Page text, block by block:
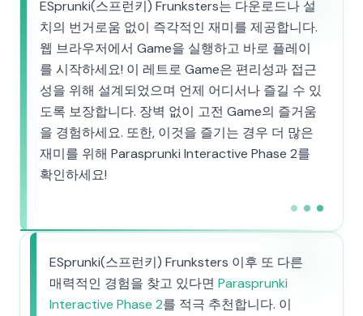
ESprunki(스프런키) Frunksters는 다운로드나 설
치의 번거로움 없이 즉각적인 재미를 제공합니다.
웹 브라우저에서 Game을 실행하고 바로 플레이
를 시작하세요! 이 레트로 Game은 편리성과 접근
성을 위해 설계되었으며 언제 어디서나 즐길 수 있
도록 보장합니다. 장벽 없이 고전 Game의 즐거움
을 경험하세요. 또한, 이것을 즐기는 경우 더 많은
재미를 위해 Parasprunki Interactive Phase 2를
확인하세요!
ESprunki(스프런키) Frunksters 이후 또 다른
매력적인 경험을 찾고 있다면 Parasprunki
Interactive Phase 2를 적극 추천합니다. 이